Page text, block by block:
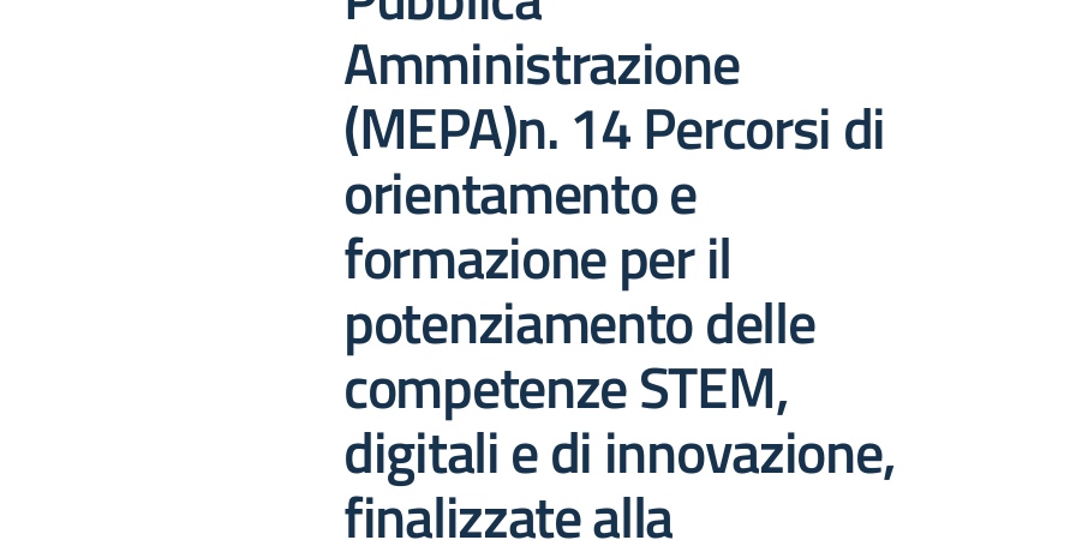
Amministrazione
(MEPA)n. 14 Percorsi di
orientamento e
formazione per il
potenziamento delle
competenze STEM,
digitali e di innovazione,
finalizzate alla